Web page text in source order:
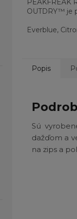
PEAKFREAK
OUTDRY™ je
postaví do...
Everblue,
Popis
Sú
dažďom a
na zips a